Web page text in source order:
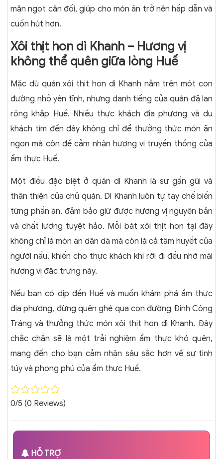
mặn ngọt cân đối, giúp cho món ăn trở nên hấp dẫn và
cuốn hút hơn.
Xôi thịt hon dì Khanh – Hương vị
không thể quên giữa lòng Huế
Mặc dù quán xôi thịt hon dì Khanh nằm trên một con
đường nhỏ yên tĩnh, nhưng danh tiếng của quán đã lan
rộng khắp Huế. Nhiều thực khách địa phương và du
khách tìm đến đây không chỉ để thưởng thức món ăn
ngon mà còn để cảm nhận hương vị truyền thống của
ẩm thực Huế.
Một điều đặc biệt ở quán dì Khanh là sự gần gũi và
thân thiện của chủ quán. Dì Khanh luôn tự tay chế biến
từng phần ăn, đảm bảo giữ được hương vị nguyên bản
và chất lượng tuyệt hảo. Mỗi bát xôi thịt hon tại đây
không chỉ là món ăn dân dã mà còn là cả tâm huyết của
người nấu, khiến cho thực khách khi rời đi đều nhớ mãi
hương vị đặc trưng này.
Nếu bạn có dịp đến Huế và muốn khám phá ẩm thực
địa phương, đừng quên ghé qua con đường Đinh Công
Tráng và thưởng thức món xôi thịt hon dì Khanh. Đây
chắc chắn sẽ là một trải nghiệm ẩm thực khó quên,
mang đến cho bạn cảm nhận sâu sắc hơn về sự tinh
túy và phong phú của ẩm thực Huế.
0/5 (0 Reviews)
HỖ TRỢ